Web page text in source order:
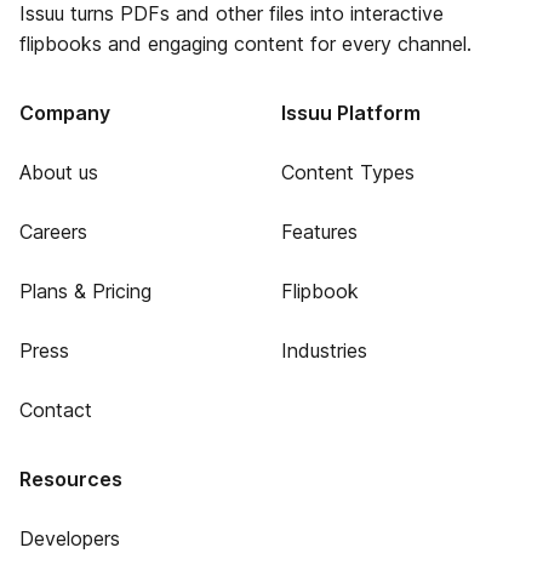
Issuu turns PDFs and other files into interactive
flipbooks and engaging content for every channel.
Company
About us
Careers
Plans & Pricing
Press
Contact
Issuu Platform
Content Types
Features
Flipbook
Industries
Resources
Developers